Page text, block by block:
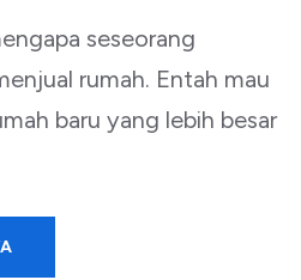
seseorang
rumah. Entah mau
baru yang lebih besar